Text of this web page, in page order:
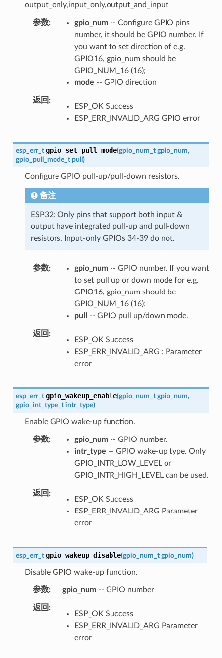
output_only,input_only,output_and_input
参数 gpio_num-- Configure GPIO pins
number, it should be GPIO number. If
you want to set direction of e.g.
GPIO16, gpio_num should be
GPIO_NUM_16 (16);
mode -- GPIO direction
返回
ESP_OK Success
ESP_ERR_INVALID_ARG GPIO error
esp_err_t gpio_set_pull_mode(gpio_num_t gpio_num,
gpio_pull_mode_t pull )
Configure GPIO pull-up/pull-down resistors.
备注
ESP32: Only pins that support both input &
output have integrated pull-up and pull-down
resistors. Input-only GPIOs 34-39 do not.
参数 gpio_num-- GPIO number. If you want
to set pull up or down mode for e.g.
GPIO16, gpio_num should be
GPIO_NUM_16 (16);
pull
-- GPIO pull up/down mode.
返回
ESP_OK Success
ESP_ERR_INVALID_ARG : Parameter
error
esp_err_t gpio_wakeup_enable(gpio_num_t gpio_num,
gpio_int_type_t intr_type)
Enable GPIO wake-up function.
参数 gpio_num-- GPIO number.
intr_type -- GPIO wake-up type. Only
GPIO_INTR_LOW_LEVEL or
GPIO_INTR_HIGH_LEVEL can be used.
返回
ESP_OK Success
ESP_ERR_INVALID_ARG Parameter
error
esp_err_t gpio_wakeup_disable(gpio_num_t gpio_num)
Disable GPIO wake-up function.
参数 gpio_num-- GPIO number
返回
ESP_OK Success
ESP_ERR_INVALID_ARG Parameter
error